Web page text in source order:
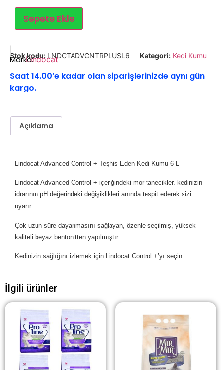
Sepete Ekle
Stok kodu: LNDCTADVCNTRPLUSL6 Kategori: Kedi Kumu
Marka:Lindocat
Saat 14.00’e kadar olan siparişlerinizde aynı gün
kargo.
Açıklama
Lindocat Advanced Control + Teşhis Eden Kedi Kumu 6 L
Lindocat Advanced Control + içeriğindeki mor tanecikler, kedinizin
idrarının pH değerindeki değişiklikleri anında tespit ederek sizi
uyarır.
Çok uzun süre dayanmasını sağlayan, özenle seçilmiş, yüksek
kaliteli beyaz bentonitten yapılmıştır.
Kedinizin sağlığını izlemek için Lindocat Control +’yı seçin.
İlgili ürünler